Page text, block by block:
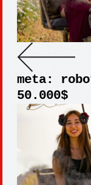
meta:
50.000$